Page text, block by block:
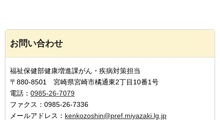
お問い合わせ
福祉保健部健康増進課がん・疾病対策担当
〒880-8501 宮崎県宮崎市橘通東2丁目10番1号
電話： 0985-26-7079
ファクス：0985-26-7336
メールアドレス： kenkozoshin@pref.miyazaki.lg.jp